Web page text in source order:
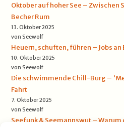
Oktober auf hoher See – Zwischen
Becher Rum
13. Oktober 2025
von Seewolf
Heuern, schuften, führen – Jobs
10. Oktober 2025
von Seewolf
Die schwimmende Chill-Burg –
Fahrt
7. Oktober 2025
von Seewolf
Seefunk & Seemannswut –